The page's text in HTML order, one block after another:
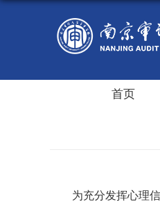
首页
为充分发挥心理